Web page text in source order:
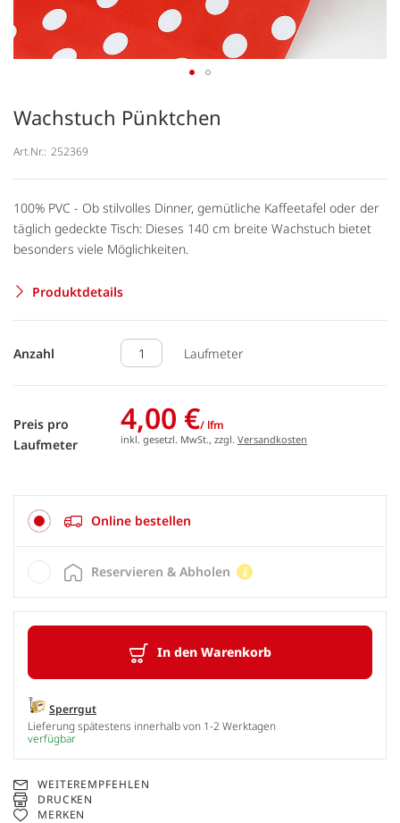
Wachstuch Pünktchen
Art.Nr.: 252369
100% PVC - Ob stilvolles Dinner, gemütliche Kaffeetafel oder der
täglich gedeckte Tisch: Dieses 140 cm breite Wachstuch bietet
besonders viele Möglichkeiten.
Produktdetails
Anzahl Laufmeter
Preis pro
Laufmeter
4,00 €/ lfm
inkl. gesetzl. MwSt., zzgl. Versandkosten
Online bestellen
In den Warenkorb
Sperrgut
Lieferung spätestens innerhalb von 1-2 Werktagen
verfügbar
Reservieren & Abholen
WEITEREMPFEHLEN
DRUCKEN
MERKEN